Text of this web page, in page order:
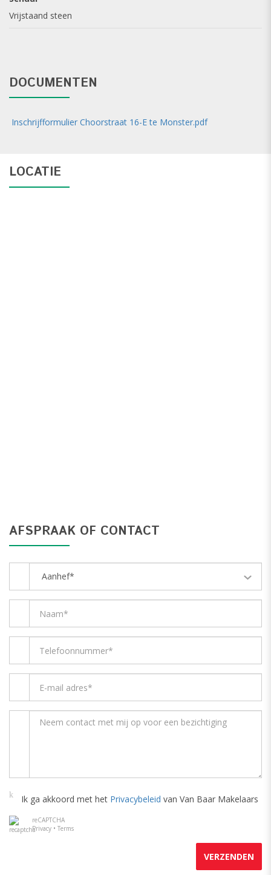
verhuurder geselecteerde kandidaat.
Vrijstaand steen
DOCUMENTEN
Inschrijfformulier Choorstraat 16-E te Monster.pdf
LOCATIE
AFSPRAAK OF CONTACT
Aanhef*
Ik ga akkoord met het Privacybeleid van Van Baar Makelaars
reCAPTCHA
Privacy • Terms
VERZENDEN